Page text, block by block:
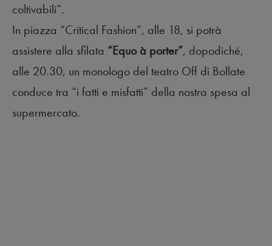
coltivabili”.
In piazza “Critical Fashion”, alle 18, si potrà
assistere alla sfilata “Equo à porter”, dopodiché,
alle 20.30, un monologo del teatro Off di Bollate
conduce tra “i fatti e misfatti” della nostra spesa al
supermercato.